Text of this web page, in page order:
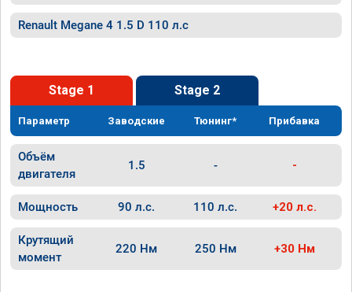
Renault Megane 4 1.5 D 110 л.с
Stage 1 Stage 2
Параметр Заводские Тюнинг* Прибавка
Объём
двигателя
1.5 - -
Мощность 90 л.с. 110 л.с. +20 л.с.
Крутящий
момент
220 Нм 250 Нм +30 Нм